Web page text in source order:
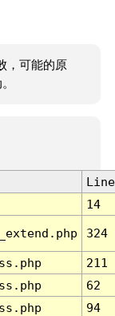
，可能的原
Line
14
324
211
62
94